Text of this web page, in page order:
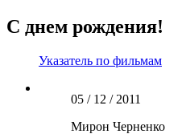
С днем рождения!
Указатель по фильмам
05 / 12 / 2011
Мирон Черненко